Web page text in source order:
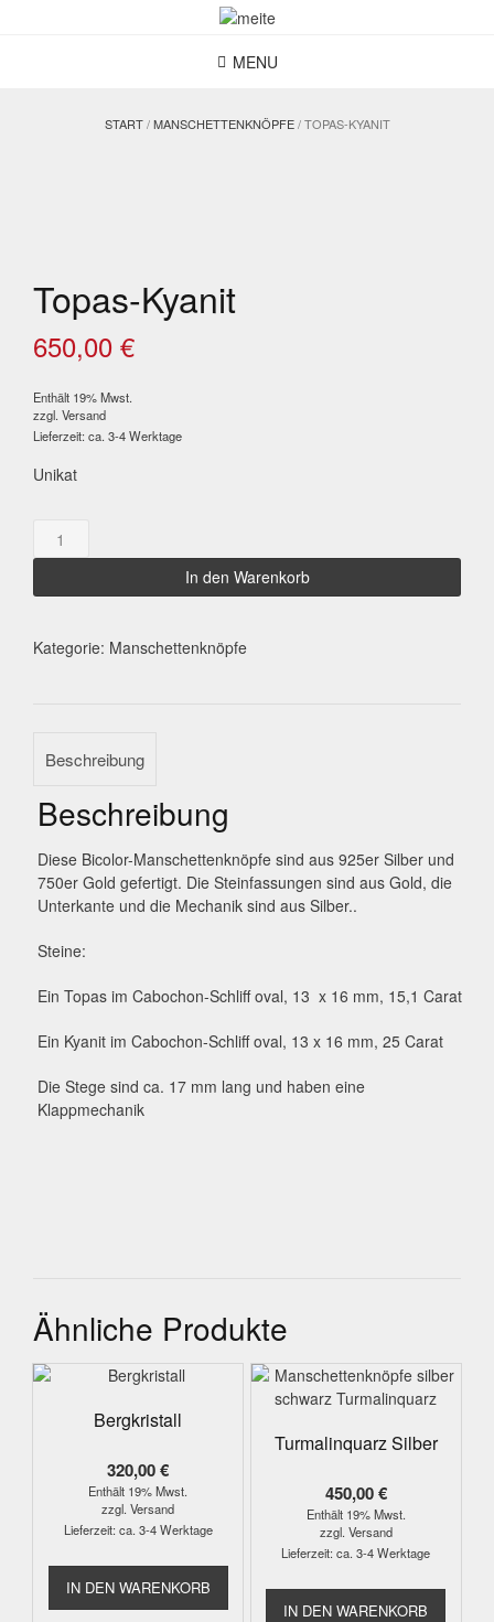
MENU
START/MANSCHETTENKNÖPFE/ TOPAS-KYANIT
Topas-Kyanit
650,00 €
Enthält 19% Mwst.
zzgl. Versand
Lieferzeit: ca. 3-4 Werktage
Unikat
Topas-
Kyanit
In den Warenkorb
Kategorie: Manschettenknöpfe
Beschreibung
Beschreibung
Diese Bicolor-Manschettenknöpfe sind aus 925er Silber und
750er Gold gefertigt. Die Steinfassungen sind aus Gold, die
Unterkante und die Mechanik sind aus Silber..
Steine:
Ein Topas im Cabochon-Schliff oval, 13 x 16 mm, 15,1 Carat
Ein Kyanit im Cabochon-Schliff oval, 13 x 16 mm, 25 Carat
Die Stege sind ca. 17 mm lang und haben eine
Klappmechanik
Ähnliche Produkte
Bergkristall
320,00€
Enthält 19% Mwst.
zzgl.Versand
Lieferzeit: ca. 3-4 Werktage
IN DEN WARENKORB
Turmalinquarz Silber
450,00€
Enthält 19% Mwst.
zzgl. Versand
Lieferzeit: ca. 3-4 Werktage
IN DEN WARENKORB